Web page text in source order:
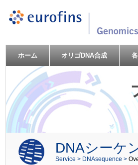
ホーム オリゴDNA合成
DNAシーケ
Service > DNAsequence >